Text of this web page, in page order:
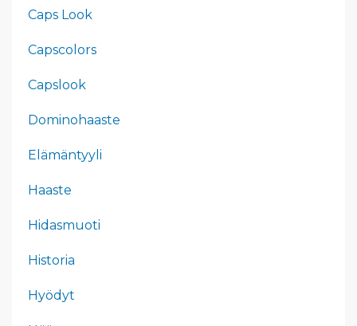
Caps Look
Capscolors
Capslook
Dominohaaste
Elämäntyyli
Haaste
Hidasmuoti
Historia
Hyödyt